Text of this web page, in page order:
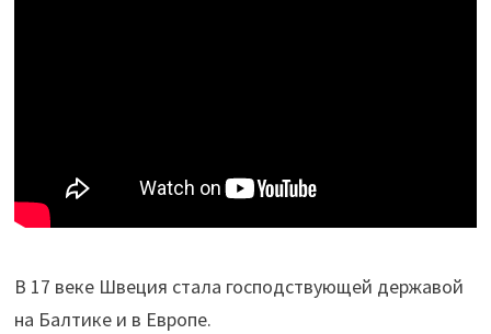
В 17 веке Швеция стала господствующей державой
на Балтике и в Европе.